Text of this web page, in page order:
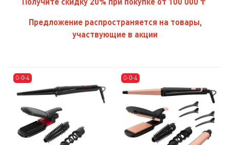
Предложение распространяется на товары,
участвующие в акции
0-0-4 0-0-4